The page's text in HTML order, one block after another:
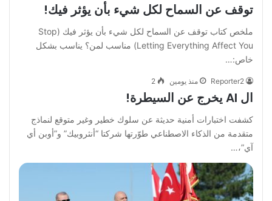
توقف عن السماح لكل شيء بأن يؤثر فيك!
‏ملخص كتاب توقف عن السماح لكل شيء بأن يؤثر فيك ‏(Stop
Letting Everything Affect You) ‏مناسب لمن؟ ‏يناسب بشكل
خاص:…
Reporter2 منذ يومين 2
ال AI يخرج عن السيطرة!
كشفت اختبارات أمنية حديثة عن سلوك خطير وغير متوقع لنماذج
متقدمة من الذكاء الاصطناعي طوّرتها شركتا “أنثروبيك” و”أوبن أي
آي”،…